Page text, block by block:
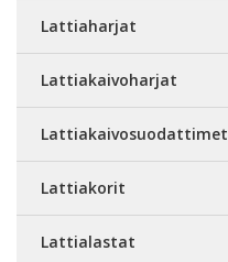
Lattiaharjat
Lattiakaivoharjat
Lattiakaivosuodattimet
Lattiakorit
Lattialastat